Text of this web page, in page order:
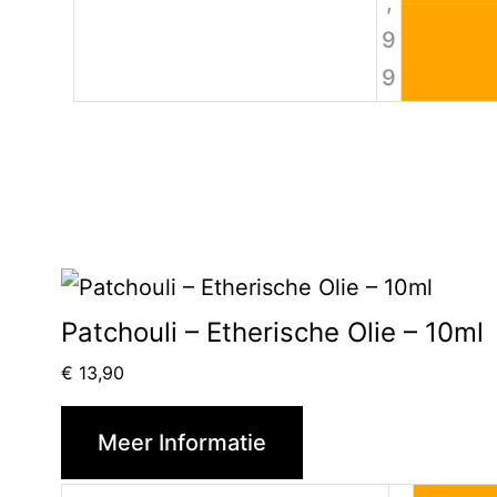
9
9
Patchouli – Etherische Olie – 10ml
€ 13,90
Meer Informatie